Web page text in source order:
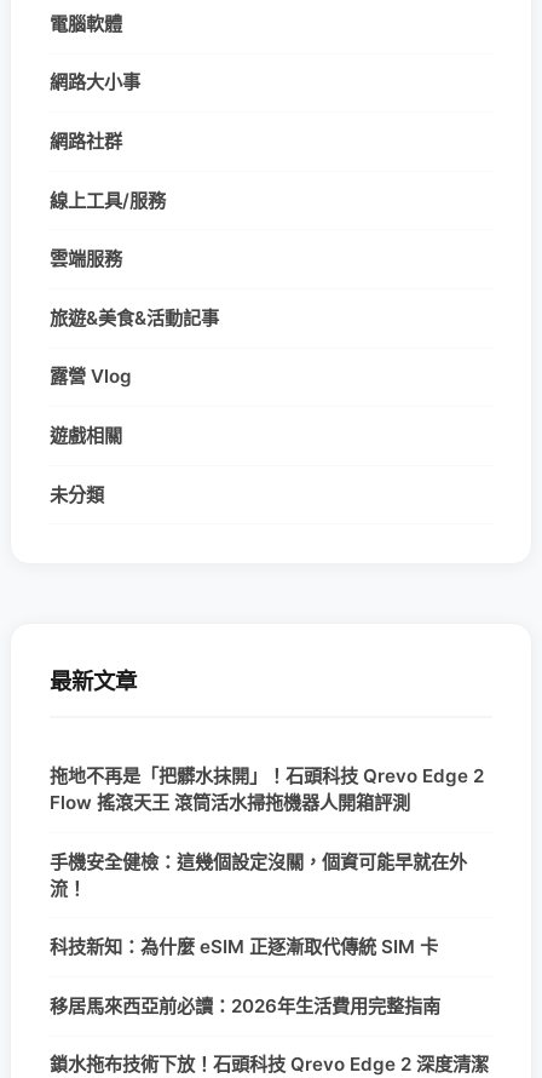
電腦軟體
網路大小事
網路社群
線上工具/服務
雲端服務
旅遊&美食&活動記事
露營 Vlog
遊戲相關
未分類
最新文章
拖地不再是「把髒水抹開」！石頭科技 Qrevo Edge 2
Flow 搖滾天王 滾筒活水掃拖機器人開箱評測
手機安全健檢：這幾個設定沒關，個資可能早就在外
流！
科技新知：為什麼 eSIM 正逐漸取代傳統 SIM 卡
移居馬來西亞前必讀：2026年生活費用完整指南
鎖水拖布技術下放！石頭科技 Qrevo Edge 2 深度清潔